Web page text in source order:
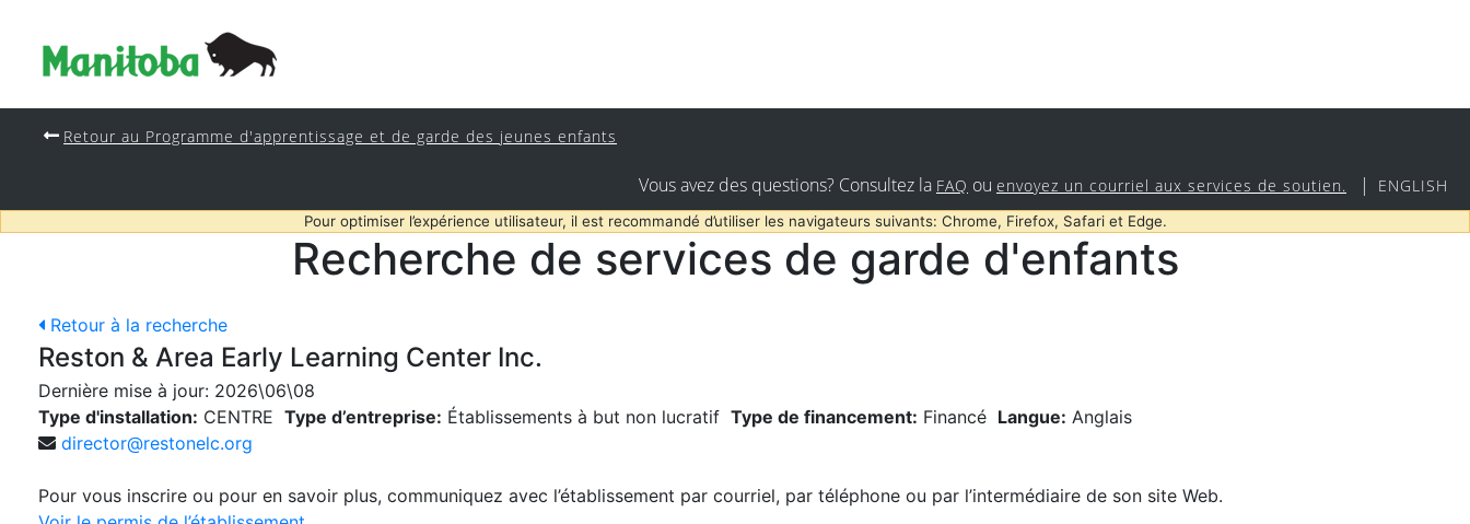
Retour au Programme d'apprentissage et de garde des jeunes enfants
Vous avez des questions? Consultez la FAQ ou envoyez un courriel aux services de soutien. | ENGLISH
Pour optimiser l’expérience utilisateur, il est recommandé d’utiliser les navigateurs suivants: Chrome, Firefox, Safari et Edge.
Recherche de services de garde d'enfants
Retour à la recherche
Reston & Area Early Learning Center Inc.
Dernière mise à jour: 2026\06\08
Type d'installation: CENTRE Type d’entreprise: Établissements à but non lucratif Type de financement: Financé Langue: Anglais
director@restonelc.org
Pour vous inscrire ou pour en savoir plus, communiquez avec l’établissement par courriel, par téléphone ou par l’intermédiaire de son site Web.